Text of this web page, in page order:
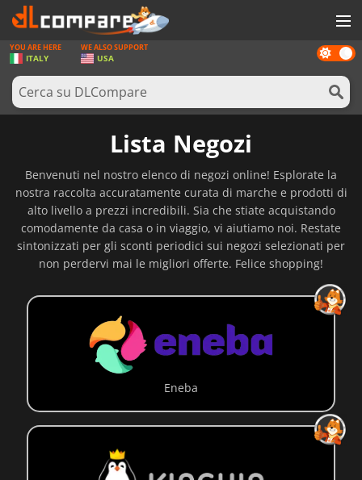
GIOCHI
PREPAGATE
SOFTWARE
HARDWARE
NOTIZIE
ACCEDI O REGISTRATI
Dark
mode
YOU ARE HERE
ITALY
WE ALSO SUPPORT
USA
Lista Negozi
Benvenuti nel nostro elenco di negozi online! Esplorate la
nostra raccolta accuratamente curata di marche e prodotti di
alto livello a prezzi incredibili. Sia che stiate acquistando
comodamente da casa o in viaggio, vi aiutiamo noi. Restate
sintonizzati per gli sconti periodici sui negozi selezionati per
non perdervi mai le migliori offerte. Felice shopping!
Eneba